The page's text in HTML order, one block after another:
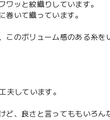
ワッと紋織りしています。
巻いて織っています。
このボリューム感のある糸
夫しています。
ど、良さと言ってももいろん